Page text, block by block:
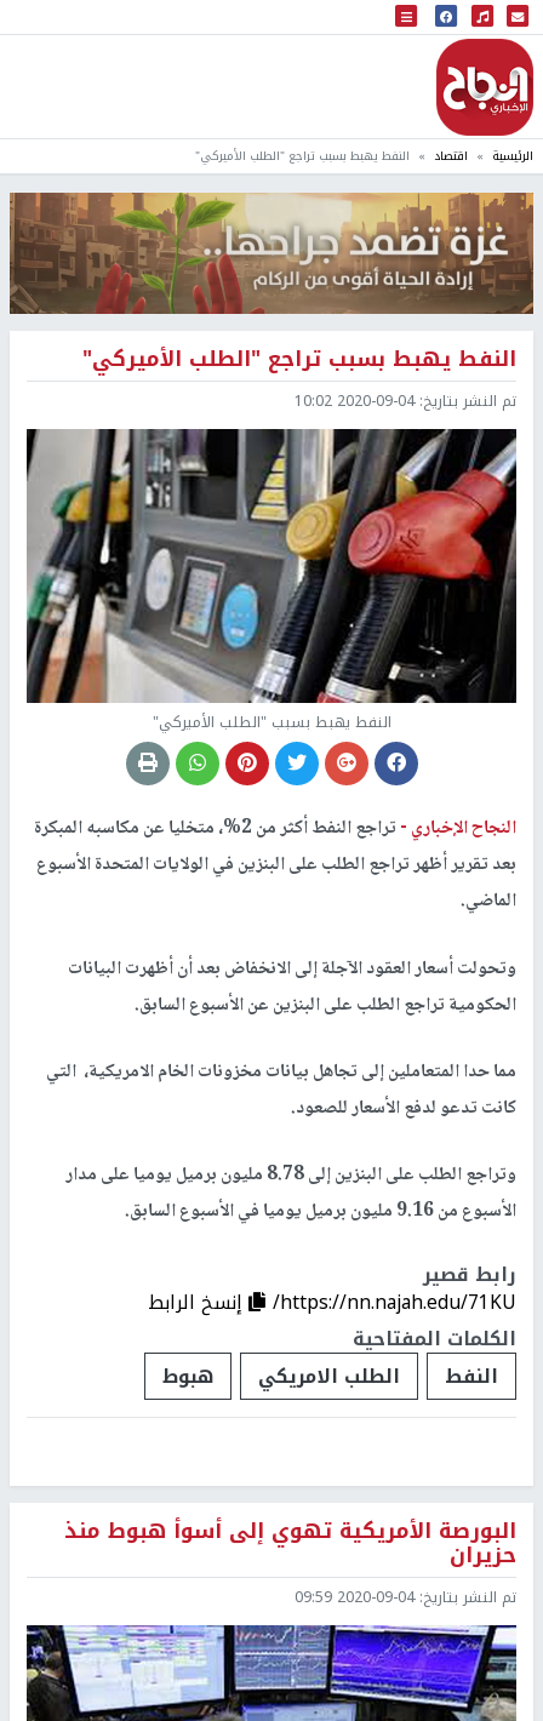
البث المباشر
إذاعة النجاح
الرئيسية اقتصاد النفط يهبط بسبب تراجع "الطلب الأميركي"
النفط يهبط بسبب تراجع "الطلب الأميركي"
تم النشر بتاريخ:2020-09-04 10:02
النفط يهبط بسبب "الطلب الأميركي"
النجاح الإخباري -
تراجع النفط أكثر من 2%، متخليا عن مكاسبه المبكرة
بعد تقرير أظهر تراجع الطلب على البنزين في الولايات المتحدة الأسبوع
الماضي.
وتحولت أسعار العقود الآجلة إلى الانخفاض بعد أن أظهرت البيانات
الحكومية تراجع الطلب على البنزين عن الأسبوع السابق.
مما حدا المتعاملين إلى تجاهل بيانات مخزونات الخام الامريكية، التي
كانت تدعو لدفع الأسعار للصعود.
وتراجع الطلب على البنزين إلى 8.78 مليون برميل يوميا على مدار
الأسبوع من 9.16 مليون برميل يوميا في الأسبوع السابق.
رابط قصير
https://nn.najah.edu/71KU/
إنسخ الرابط
الكلمات المفتاحية
النفط
الطلب الامريكي هبوط
البورصة الأمريكية تهوي إلى أسوأ هبوط منذ
حزيران
تم النشر بتاريخ:2020-09-04 09:59